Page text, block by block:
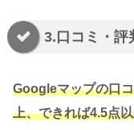
3.口コミ・評
Googleマップの口
上、できれば4.5点